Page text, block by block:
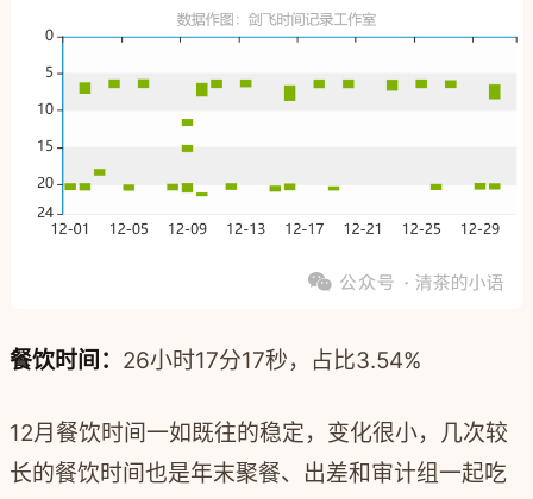
餐饮时间： 26小时17分17秒，占比3.54%
12月餐饮时间一如既往的稳定，变化很小，几次较
长的餐饮时间也是年末聚餐、出差和审计组一起吃